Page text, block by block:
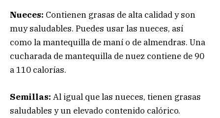
Nueces: Contienen grasas de alta calidad y son
muy saludables. Puedes usar las nueces, así
como la mantequilla de maní o de almendras. Una
cucharada de mantequilla de nuez contiene de 90
a 110 calorías.
Semillas: Al igual que las nueces, tienen grasas
saludables y un elevado contenido calórico.